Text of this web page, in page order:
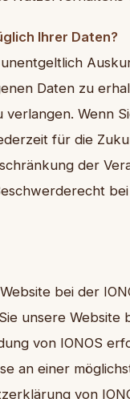
Ihrer Daten?
Daten zu
Wenn
für die
der
bei der
unsere
von IONOS
an einer
von